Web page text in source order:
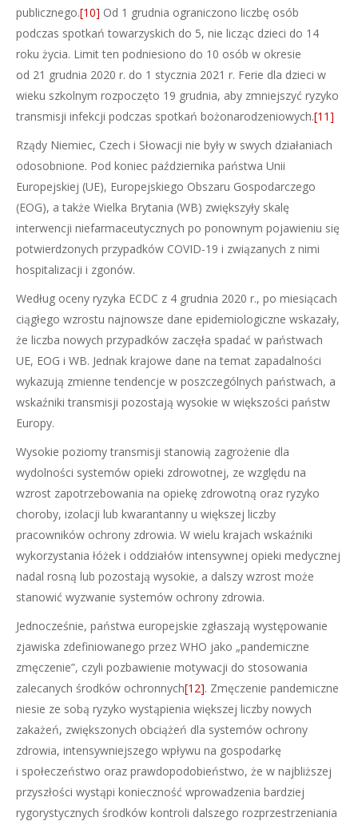
publicznego.[10] Od 1 grudnia ograniczono liczbę osób
podczas spotkań towarzyskich do 5, nie licząc dzieci do 14
roku życia. Limit ten podniesiono do 10 osób w okresie
od 21 grudnia 2020 r. do 1 stycznia 2021 r. Ferie dla dzieci w
wieku szkolnym rozpoczęto 19 grudnia, aby zmniejszyć ryzyko
transmisji infekcji podczas spotkań bożonarodzeniowych.[11]
Rządy Niemiec, Czech i Słowacji nie były w swych działaniach
odosobnione. Pod koniec października państwa Unii
Europejskiej (UE), Europejskiego Obszaru Gospodarczego
(EOG), a także Wielka Brytania (WB) zwiększyły skalę
interwencji niefarmaceutycznych po ponownym pojawieniu się
potwierdzonych przypadków COVID-19 i związanych z nimi
hospitalizacji i zgonów.
Według oceny ryzyka ECDC z 4 grudnia 2020 r., po miesiącach
ciągłego wzrostu najnowsze dane epidemiologiczne wskazały,
że liczba nowych przypadków zaczęła spadać w państwach
UE, EOG i WB. Jednak krajowe dane na temat zapadalności
wykazują zmienne tendencje w poszczególnych państwach, a
wskaźniki transmisji pozostają wysokie w większości państw
Europy.
Wysokie poziomy transmisji stanowią zagrożenie dla
wydolności systemów opieki zdrowotnej, ze względu na
wzrost zapotrzebowania na opiekę zdrowotną oraz ryzyko
choroby, izolacji lub kwarantanny u większej liczby
pracowników ochrony zdrowia. W wielu krajach wskaźniki
wykorzystania łóżek i oddziałów intensywnej opieki medycznej
nadal rosną lub pozostają wysokie, a dalszy wzrost może
stanowić wyzwanie systemów ochrony zdrowia.
Jednocześnie, państwa europejskie zgłaszają występowanie
zjawiska zdefiniowanego przez WHO jako „pandemiczne
zmęczenie”, czyli pozbawienie motywacji do stosowania
zalecanych środków ochronnych[12]. Zmęczenie pandemiczne
niesie ze sobą ryzyko wystąpienia większej liczby nowych
zakażeń, zwiększonych obciążeń dla systemów ochrony
zdrowia, intensywniejszego wpływu na gospodarkę
i społeczeństwo oraz prawdopodobieństwo, że w najbliższej
przyszłości wystąpi konieczność wprowadzenia bardziej
rygorystycznych środków kontroli dalszego rozprzestrzeniania